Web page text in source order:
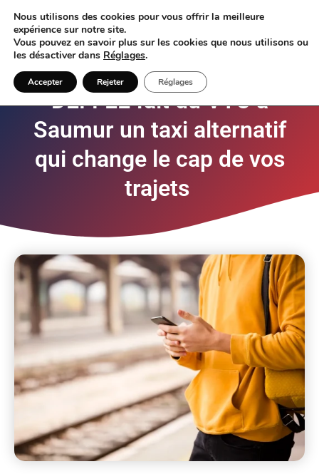
VTC Saumur – Transports
DEFFEE fait du VTC à
Saumur un taxi alternatif
qui change le cap de vos
trajets
Nous utilisons des cookies pour vous offrir la meilleure
expérience sur notre site.
Vous pouvez en savoir plus sur les cookies que nous utilisons ou
les désactiver dans Réglages.
Accepter Rejeter Réglages